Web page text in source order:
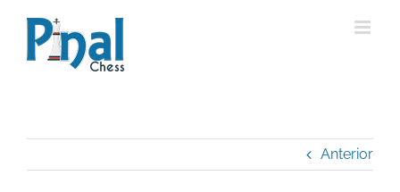
contenido
Anterior